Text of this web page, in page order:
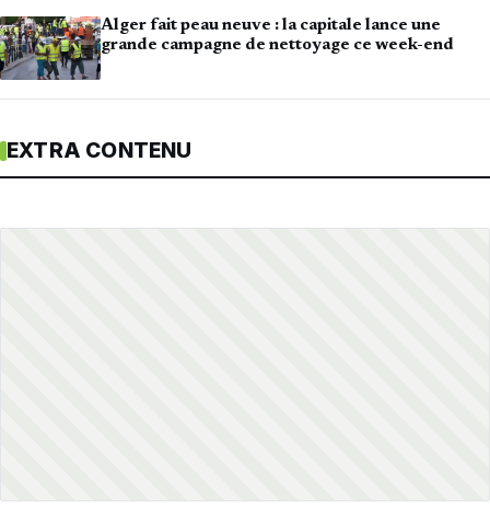
Alger fait peau neuve : la capitale lance une
grande campagne de nettoyage ce week-end
EXTRA CONTENU